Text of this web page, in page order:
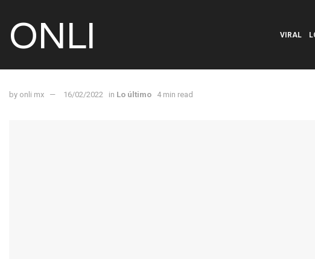
ONLI VIRAL
by onli mx 16/02/2022 in Lo último 4 min read